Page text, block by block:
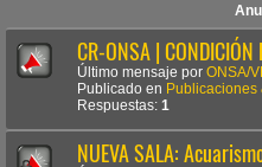
CR-ONSA |
Último mensaje por ONSA/
Publicado en Publicaciones
Respuestas: 1
NUEVA SALA: